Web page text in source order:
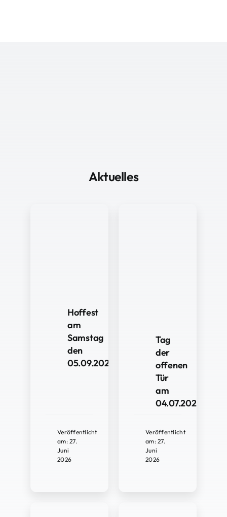
Aktuelles
Hoffest
am
Samstag
den
05.09.2026
Veröffentlicht
am: 27.
Juni
2026
Tag
der
offenen
Tür
am
04.07.2026
Veröffentlicht
am: 27.
Juni
2026